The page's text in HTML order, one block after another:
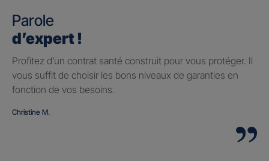
Parole
d’expert !
Profitez d’un contrat santé construit pour vous protéger. Il
vous suffit de choisir les bons niveaux de garanties en
fonction de vos besoins.
Christine M.